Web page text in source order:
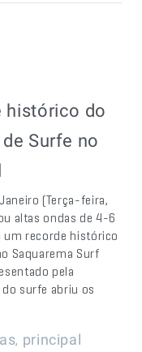
histórico do
Surfe no
Janeiro (Terça-feira,
altas ondas de 4-6
um recorde histórico
Saquarema Surf
pela
do surfe abriu os
, principal